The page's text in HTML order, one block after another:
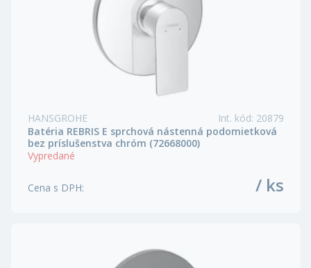
HANSGROHE Int. kód: 20879
Batéria REBRIS E sprchová nástenná podomietková
bez príslušenstva chróm (72668000)
Vypredané
Cena s DPH: / ks